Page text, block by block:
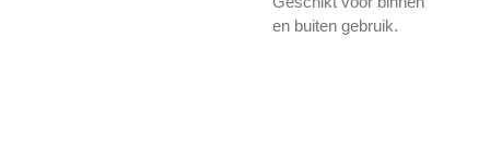
en buiten gebruik.